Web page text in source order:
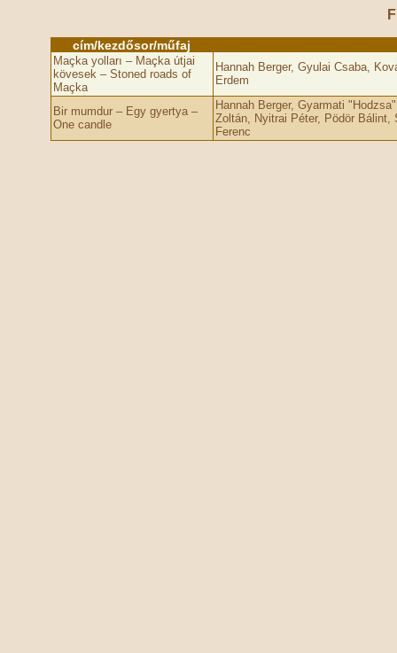
cím/kezdősor/műfaj
Maçka yolları – Maçka útjai
kövesek – Stoned roads of
Maçka
Hannah Berger, Gyulai Csaba,
Erdem
Bir mumdur – Egy gyertya –
One candle
Hannah Berger, Gyarmati
Zoltán, Nyitrai Péter, Pödör
Ferenc